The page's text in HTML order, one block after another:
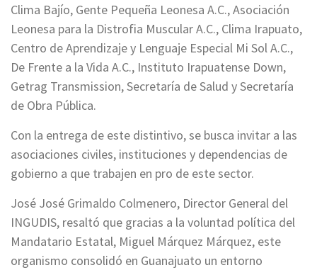
Clima Bajío, Gente Pequeña Leonesa A.C., Asociación
Leonesa para la Distrofia Muscular A.C., Clima Irapuato,
Centro de Aprendizaje y Lenguaje Especial Mi Sol A.C.,
De Frente a la Vida A.C., Instituto Irapuatense Down,
Getrag Transmission, Secretaría de Salud y Secretaría
de Obra Pública.
Con la entrega de este distintivo, se busca invitar a las
asociaciones civiles, instituciones y dependencias de
gobierno a que trabajen en pro de este sector.
José José Grimaldo Colmenero, Director General del
INGUDIS, resaltó que gracias a la voluntad política del
Mandatario Estatal, Miguel Márquez Márquez, este
organismo consolidó en Guanajuato un entorno